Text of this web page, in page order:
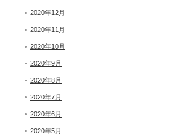
2020年12月
2020年11月
2020年10月
2020年9月
2020年8月
2020年7月
2020年6月
2020年5月